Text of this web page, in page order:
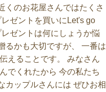
のお花屋さんではたくさ
レゼントを買いにLet's go
ゼントは何にしょうか悩
るかも大切ですが、 一番は
えることです。 みなさん
でくれたから 今の私たち
ップルさんには ぜひお相